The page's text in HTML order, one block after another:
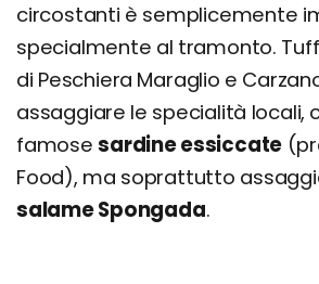
circostanti è semplicemente
specialmente al tramonto.
di Peschiera Maraglio e
assaggiare le specialità locali,
famosesardine essiccate
Food), ma soprattutto
salame Spongada.